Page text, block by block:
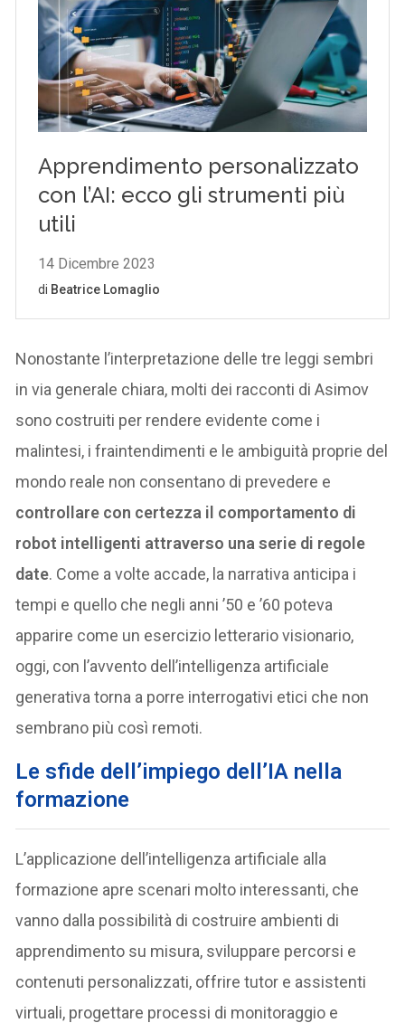
Nonostante l’interpretazione delle tre leggi sembri
in via generale chiara, molti dei racconti di Asimov
sono costruiti per rendere evidente come i
malintesi, i fraintendimenti e le ambiguità proprie del
mondo reale non consentano di prevedere e
controllare con certezza il comportamento di
robot intelligenti attraverso una serie di regole
date. Come a volte accade, la narrativa anticipa i
tempi e quello che negli anni ’50 e ’60 poteva
apparire come un esercizio letterario visionario,
oggi, con l’avvento dell’intelligenza artificiale
generativa torna a porre interrogativi etici che non
sembrano più così remoti.
Le sfide dell’impiego dell’IA nella
formazione
L’applicazione dell’intelligenza artificiale alla
formazione apre scenari molto interessanti, che
vanno dalla possibilità di costruire ambienti di
apprendimento su misura, sviluppare percorsi e
contenuti personalizzati, offrire tutor e assistenti
virtuali, progettare processi di monitoraggio e